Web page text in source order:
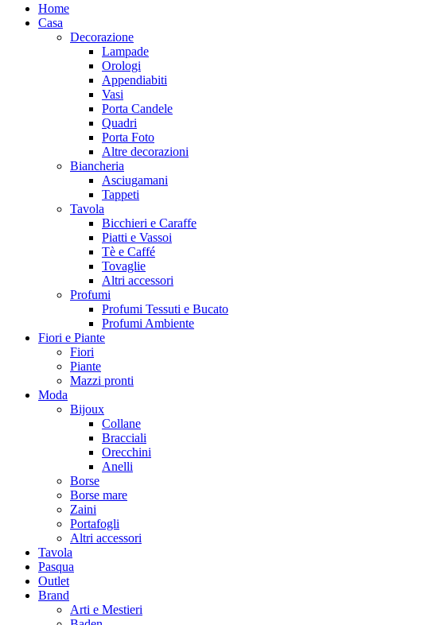
Home
Casa
Decorazione
Lampade
Orologi
Appendiabiti
Vasi
Porta Candele
Quadri
Porta Foto
Altre decorazioni
Biancheria
Asciugamani
Tappeti
Tavola
Bicchieri e Caraffe
Piatti e Vassoi
Tè e Caffé
Tovaglie
Altri accessori
Profumi
Profumi Tessuti e Bucato
Profumi Ambiente
Fiori e Piante
Fiori
Piante
Mazzi pronti
Moda
Bijoux
Collane
Bracciali
Orecchini
Anelli
Borse
Borse mare
Zaini
Portafogli
Altri accessori
Tavola
Pasqua
Outlet
Brand
Arti e Mestieri